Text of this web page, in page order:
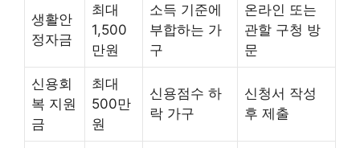
생활안
정자금
최대
1,500
만원
소득 기준에
부합하는 가
구
온라인 또는
관할 구청 방
문
신용회
복 지원
금
최대
500만
원
신용점수 하
락 가구
신청서 작성
후 제출